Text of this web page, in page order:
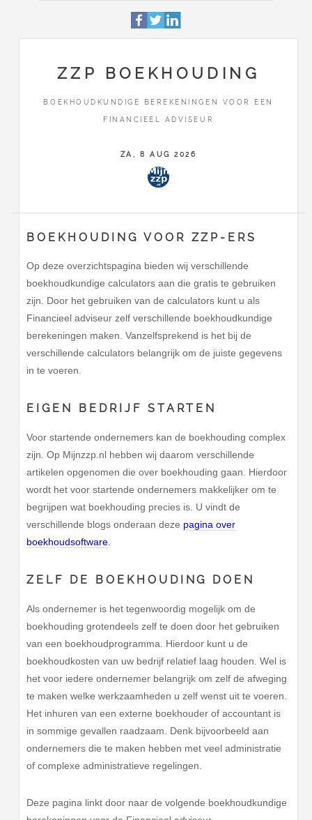
Boekhoudsoftware
berekeningen
ZZP BOEKHOUDING
BOEKHOUDKUNDIGE BEREKENINGEN VOOR EEN
FINANCIEEL ADVISEUR
ZA, 8 AUG 2026
BOEKHOUDING VOOR ZZP-ERS
Op deze overzichtspagina bieden wij verschillende
boekhoudkundige calculators aan die gratis te gebruiken
zijn. Door het gebruiken van de calculators kunt u als
Financieel adviseur zelf verschillende boekhoudkundige
berekeningen maken. Vanzelfsprekend is het bij de
verschillende calculators belangrijk om de juiste gegevens
in te voeren.
EIGEN BEDRIJF STARTEN
Voor startende ondernemers kan de boekhouding complex
zijn. Op Mijnzzp.nl hebben wij daarom verschillende
artikelen opgenomen die over boekhouding gaan. Hierdoor
wordt het voor startende ondernemers makkelijker om te
begrijpen wat boekhouding precies is. U vindt de
verschillende blogs onderaan deze pagina over
boekhoudsoftware
ZELF DE BOEKHOUDING DOEN
Als ondernemer is het tegenwoordig mogelijk om de
boekhouding grotendeels zelf te doen door het gebruiken
van een boekhoudprogramma. Hierdoor kunt u de
boekhoudkosten van uw bedrijf relatief laag houden. Wel is
het voor iedere ondernemer belangrijk om zelf de afweging
te maken welke werkzaamheden u zelf wenst uit te voeren.
Het inhuren van een externe boekhouder of accountant is
in sommige gevallen raadzaam. Denk bijvoorbeeld aan
ondernemers die te maken hebben met veel administratie
of complexe administratieve regelingen.
Deze pagina linkt door naar de volgende boekhoudkundige